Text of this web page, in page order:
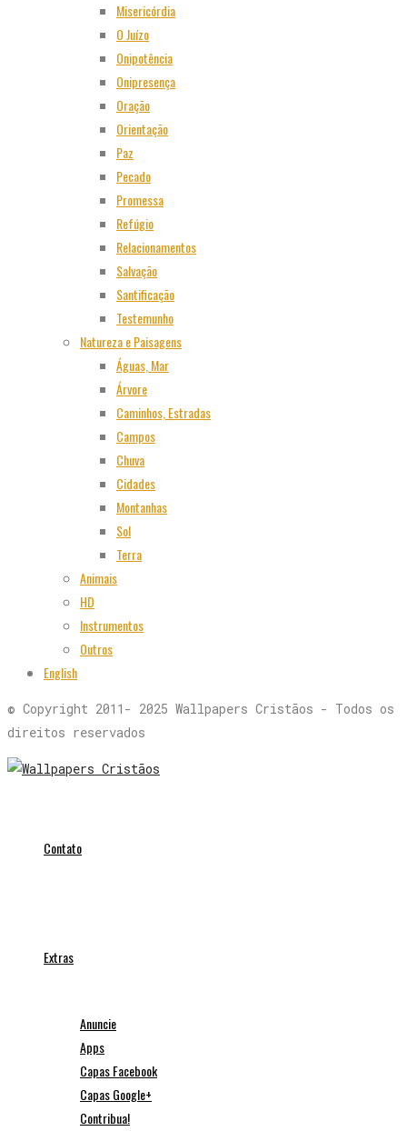
Misericórdia
O Juízo
Onipotência
Onipresença
Oração
Orientação
Paz
Pecado
Promessa
Refúgio
Relacionamentos
Salvação
Santificação
Testemunho
Natureza e Paisagens
Águas, Mar
Árvore
Caminhos, Estradas
Campos
Chuva
Cidades
Montanhas
Sol
Terra
Animais
HD
Instrumentos
Outros
English
© Copyright 2011- 2025 Wallpapers Cristãos - Todos os
direitos reservados
Contato
Extras
Anuncie
Apps
Capas Facebook
Capas Google+
Contribua!